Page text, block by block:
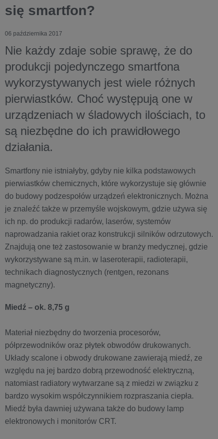
się smartfon?
06 października 2017
Nie każdy zdaje sobie sprawę, że do
produkcji pojedynczego smartfona
wykorzystywanych jest wiele różnych
pierwiastków. Choć występują one w
urządzeniach w śladowych ilościach, to
są niezbędne do ich prawidłowego
działania.
Smartfony nie istniałyby, gdyby nie kilka podstawowych
pierwiastków chemicznych, które wykorzystuje się głównie
do budowy podzespołów urządzeń elektronicznych. Można
je znaleźć także w przemyśle wojskowym, gdzie używa się
ich np. do produkcji radarów, laserów, systemów
naprowadzania rakiet oraz konstrukcji silników odrzutowych.
Znajdują one też zastosowanie w branży medycznej, gdzie
wykorzystywane są m.in. w laseroterapii, radioterapii,
technikach diagnostycznych (rentgen, rezonans
magnetyczny).
Miedź – ok. 8,75 g
Materiał niezbędny do tworzenia procesorów,
półprzewodników oraz płytek obwodów drukowanych.
Układy scalone i obwody drukowane zawierają miedź, ze
względu na jej bardzo dobrą przewodność elektryczną,
natomiast radiatory wytwarzane są z miedzi w związku z
bardzo wysokim współczynnikiem rozpraszania ciepła.
Miedź była dawniej używana także do budowy lamp
elektronowych i monitorów CRT.